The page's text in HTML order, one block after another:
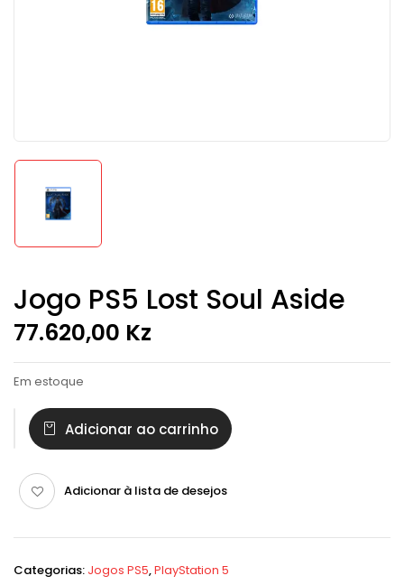
Jogo PS5 Lost Soul Aside
77.620,00 Kz
Em estoque
Adicionar ao carrinho
Adicionar à lista de desejos
Categorias: Jogos PS5,PlayStation 5